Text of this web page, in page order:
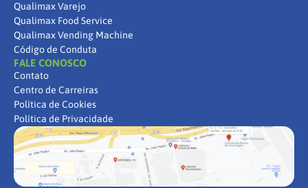
Qualimax Varejo
Qualimax Food Service
Qualimax Vending Machine
Código de Conduta
FALE CONOSCO
Contato
Centro de Carreiras
Política de Cookies
Política de Privacidade